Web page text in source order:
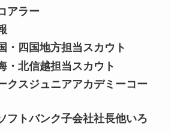
アラー
四国地方担当スカウト
北信越担当スカウト
スジュニアアカデミーコー
トバンク子会社社長他いろ